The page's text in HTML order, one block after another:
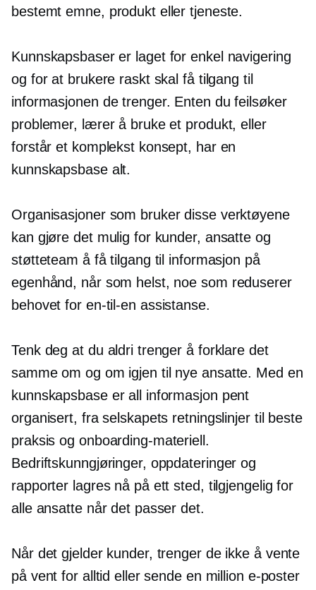
bestemt emne, produkt eller tjeneste.
Kunnskapsbaser er laget for enkel navigering
og for at brukere raskt skal få tilgang til
informasjonen de trenger. Enten du feilsøker
problemer, lærer å bruke et produkt, eller
forstår et komplekst konsept, har en
kunnskapsbase alt.
Organisasjoner som bruker disse verktøyene
kan gjøre det mulig for kunder, ansatte og
støtteteam å få tilgang til informasjon på
egenhånd, når som helst, noe som reduserer
behovet for en-til-en assistanse.
Tenk deg at du aldri trenger å forklare det
samme om og om igjen til nye ansatte. Med en
kunnskapsbase er all informasjon pent
organisert, fra selskapets retningslinjer til beste
praksis og onboarding-materiell.
Bedriftskunngjøringer, oppdateringer og
rapporter lagres nå på ett sted, tilgjengelig for
alle ansatte når det passer det.
Når det gjelder kunder, trenger de ikke å vente
på vent for alltid eller sende en million e-poster